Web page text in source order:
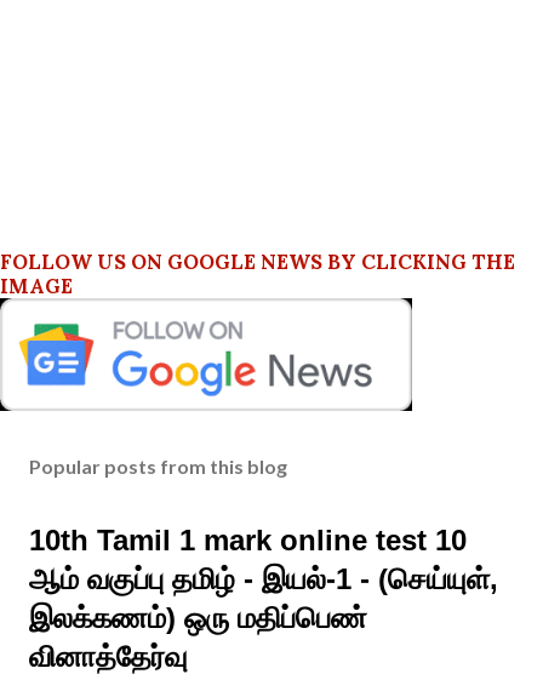
FOLLOW US ON GOOGLE NEWS BY CLICKING THE
IMAGE
Popular posts from this blog
10th Tamil 1 mark online test 10
ஆம் வகுப்பு தமிழ் - இயல்-1 - (செய்யுள்,
இலக்கணம்) ஒரு மதிப்பெண்
வினாத்தேர்வு